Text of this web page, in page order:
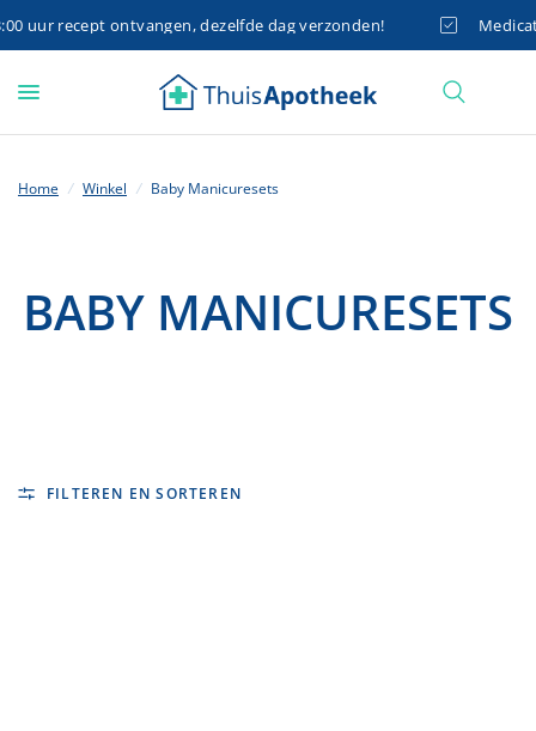
uur recept ontvangen, dezelfde dag verzonden!
Home / Winkel / Baby Manicuresets
BABY MANICURESETS
FILTEREN EN SORTEREN